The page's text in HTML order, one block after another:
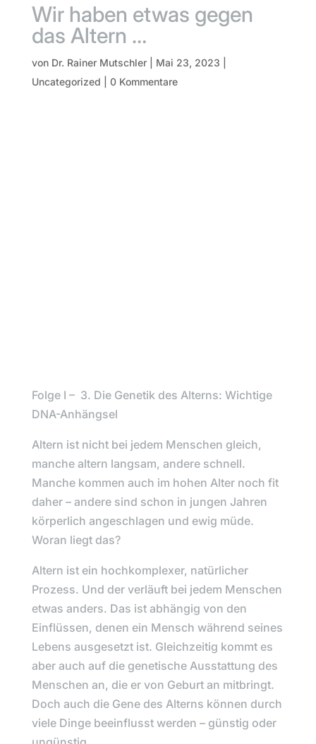
Wir haben etwas gegen
das Altern …
von Dr. Rainer Mutschler| Mai 23, 2023
Uncategorized
0 Kommentare
Folge I – 3. Die Genetik des Alterns: Wichtige
DNA-Anhängsel
Altern ist nicht bei jedem Menschen gleich,
manche altern langsam, andere schnell.
Manche kommen auch im hohen Alter noch fit
daher – andere sind schon in jungen Jahren
körperlich angeschlagen und ewig müde.
Woran liegt das?
Altern ist ein hochkomplexer, natürlicher
Prozess. Und der verläuft bei jedem Menschen
etwas anders. Das ist abhängig von den
Einflüssen, denen ein Mensch während seines
Lebens ausgesetzt ist. Gleichzeitig kommt es
aber auch auf die genetische Ausstattung des
Menschen an, die er von Geburt an mitbringt.
Doch auch die Gene des Alterns können durch
viele Dinge beeinflusst werden – günstig oder